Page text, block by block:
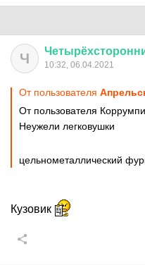
Ч 10:32, 06.04.2021
От пользователя
От пользователя
Неужели легковушки
цельнометаллический
Кузовик